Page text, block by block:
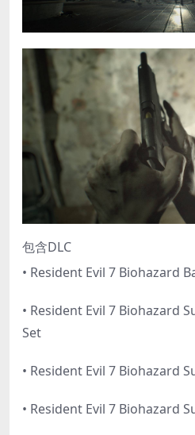
包含DLC
• Resident Evil 7 Biohazard
• Resident Evil 7 Biohazard
Set
• Resident Evil 7 Biohazard
• Resident Evil 7 Biohazard